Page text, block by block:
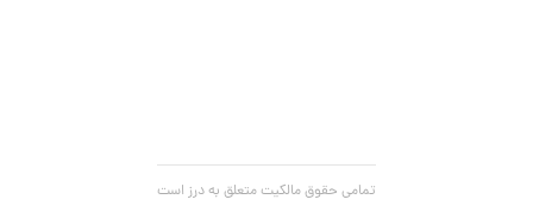
تمامی حقوق مالکیت متعلق به درز است